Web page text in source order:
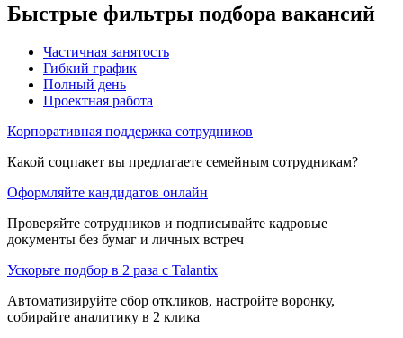
Быстрые фильтры подбора вакансий
Частичная занятость
Гибкий график
Полный день
Проектная работа
Корпоративная поддержка сотрудников
Какой соцпакет вы предлагаете семейным сотрудникам?
Оформляйте кандидатов онлайн
Проверяйте сотрудников и подписывайте кадровые
документы без бумаг и личных встреч
Ускорьте подбор в 2 раза с Talantix
Автоматизируйте сбор откликов, настройте воронку,
собирайте аналитику в 2 клика